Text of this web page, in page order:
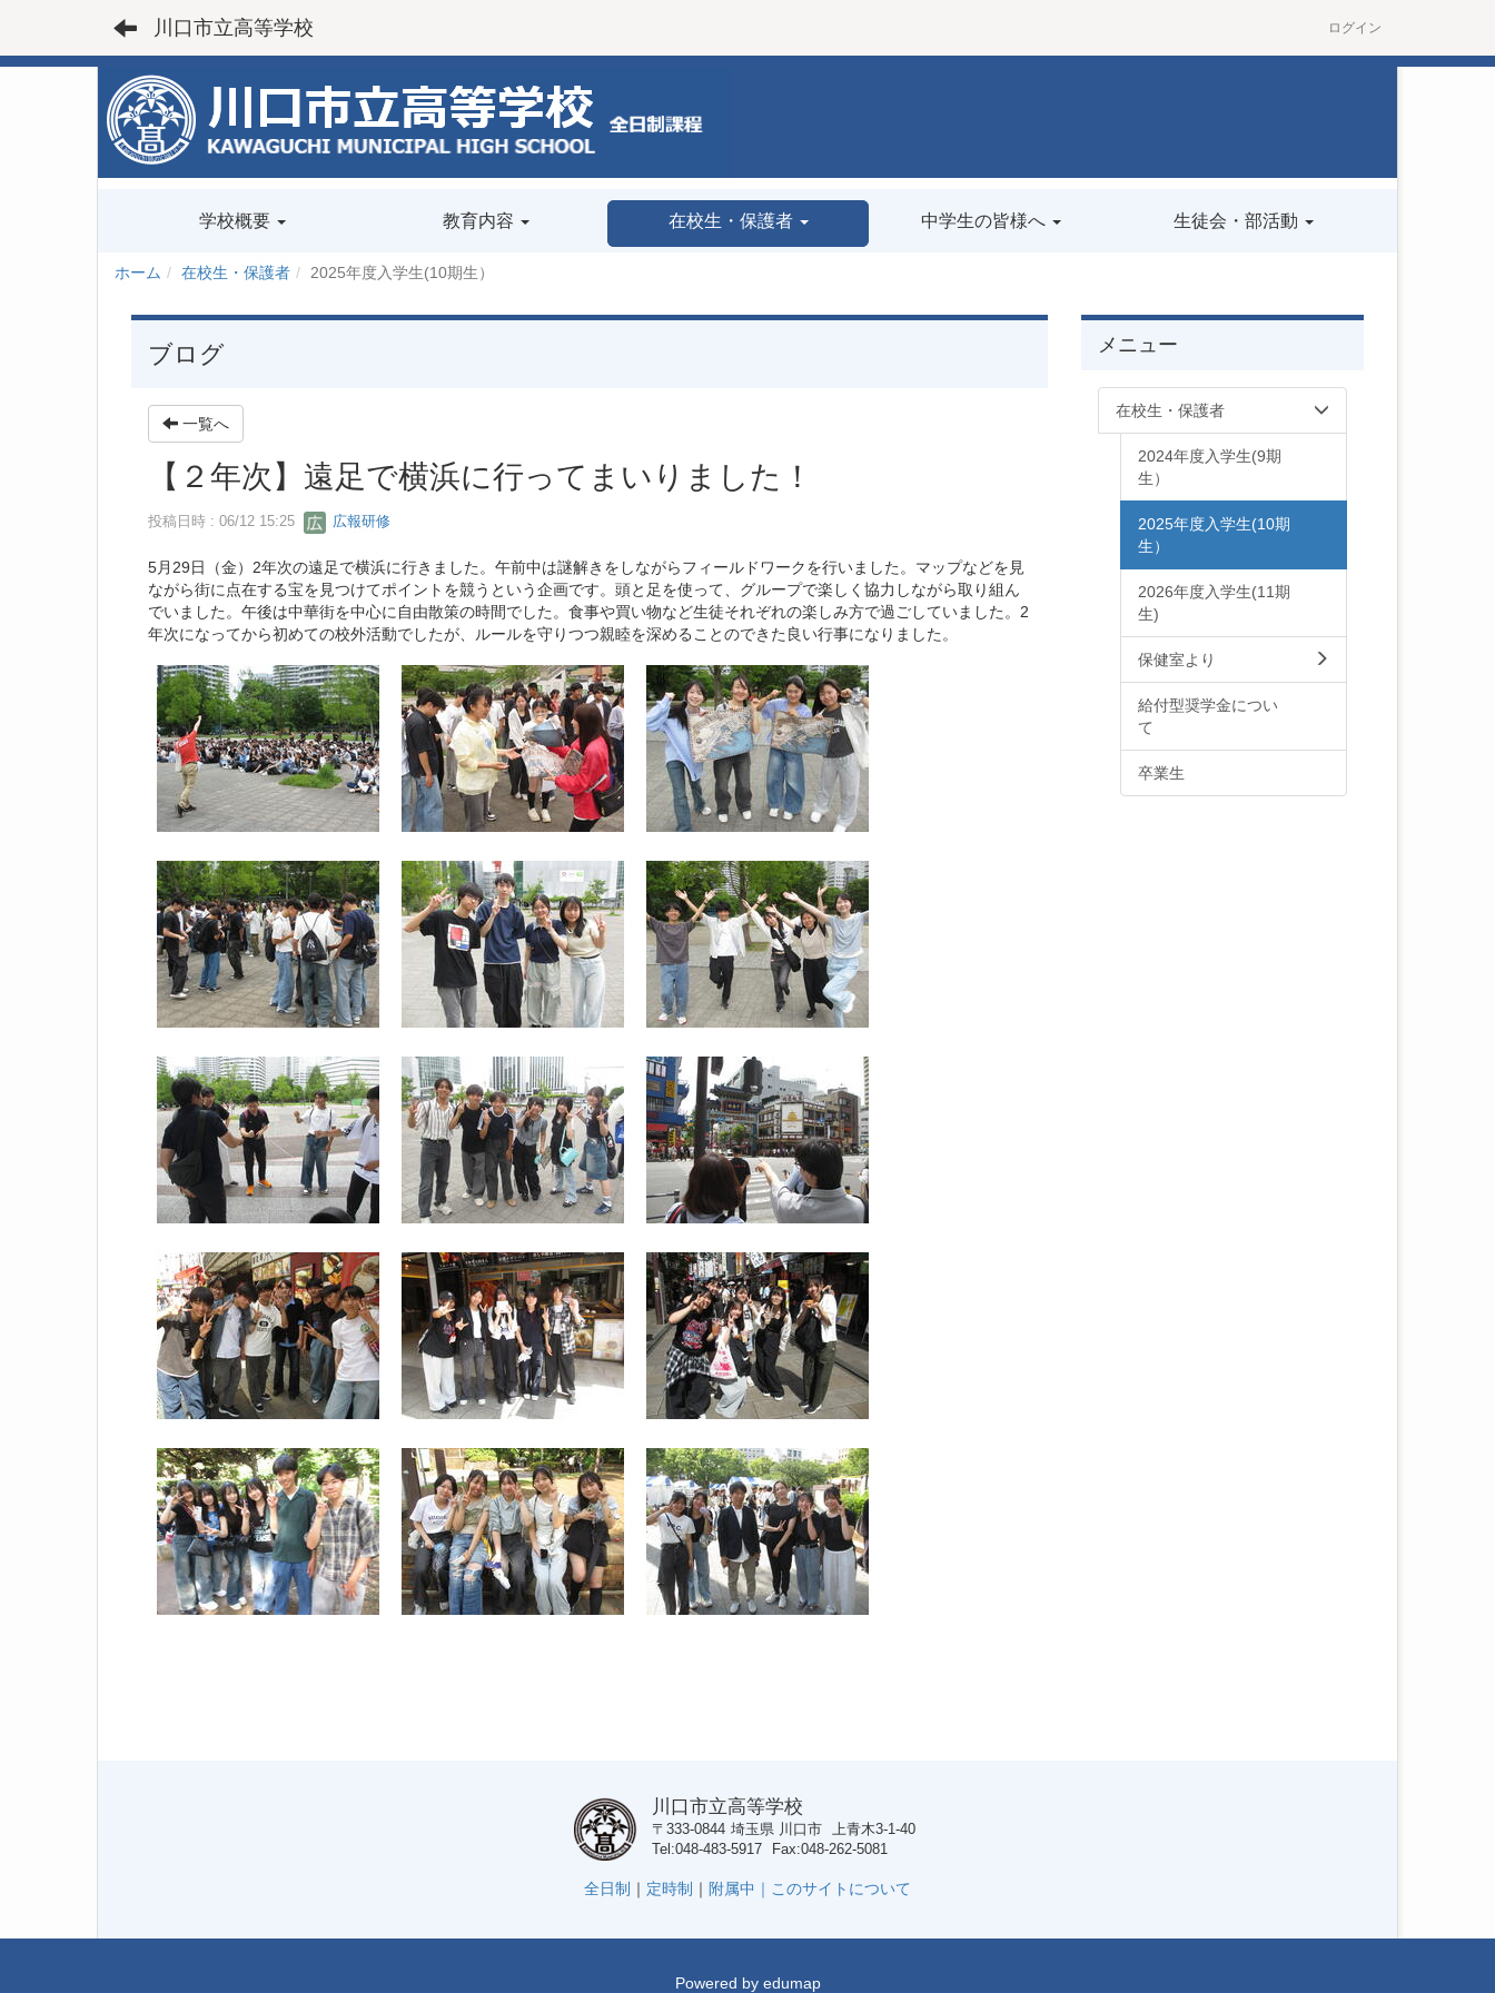
川口市立高等学校 ログイン
学校概要 教育内容 在校生・保護者 中学生の皆様へ 生徒会・部活動
ホーム 在校生・保護者 2025年度入学生(10期生）
ブログ
一覧へ
【２年次】遠足で横浜に行ってまいりました！
投稿日時 : 06/12 15:25 広報研修
5月29日（金）2年次の遠足で横浜に行きました。午前中は謎解きをしながらフィールドワークを行いました。マップなどを見
ながら街に点在する宝を見つけてポイントを競うという企画です。頭と足を使って、グループで楽しく協力しながら取り組ん
でいました。午後は中華街を中心に自由散策の時間でした。食事や買い物など生徒それぞれの楽しみ方で過ごしていました。2
年次になってから初めての校外活動でしたが、ルールを守りつつ親睦を深めることのできた良い行事になりました。
メニュー
在校生・保護者
2024年度入学生(9期
生）
2025年度入学生(10期
生）
2026年度入学生(11期
生)
保健室より
給付型奨学金につい
て
卒業生
川口市立高等学校
〒333-0844 埼玉県 川口市 上青木3-1-40
Tel 048-483-5917 Fax 048-262-5081
全日制 ｜ 定時制 ｜ 附属中｜ このサイトについて
Powered by edumap